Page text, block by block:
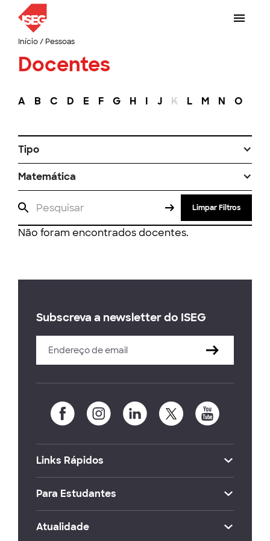
Início/ Pessoas
Docentes
A B C D E F G H I J K L M N O
Tipo
Matemática
Limpar Filtros
Não foram encontrados docentes.
Subscreva a newsletter do ISEG
Links Rápidos
Para Estudantes
Atualidade